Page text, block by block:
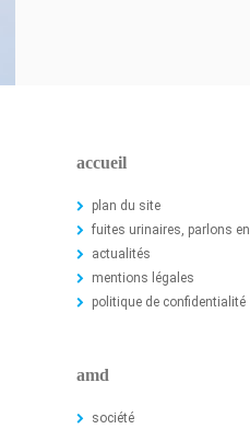
accueil
plan du site
fuites urinaires, parlons en
actualités
mentions légales
politique de confidentialité
amd
société